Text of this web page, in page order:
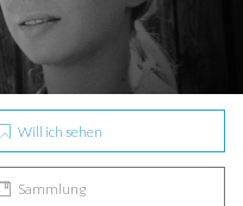
Will ich sehen
Sammlung